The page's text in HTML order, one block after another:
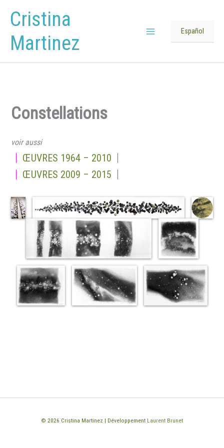
Cristina
Martinez
Menu
Español
Constellations
voir aussi
ŒUVRES 1964 – 2010
ŒUVRES 2009 – 2015
© 2026 Cristina Martinez | Développement Laurent Brunet